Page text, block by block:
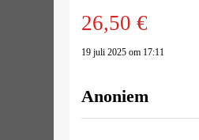
26,50 €
19 juli 2025 om 17:11
Anoniem